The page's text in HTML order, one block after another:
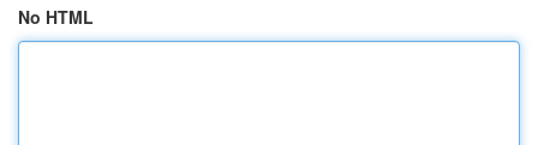
No HTML